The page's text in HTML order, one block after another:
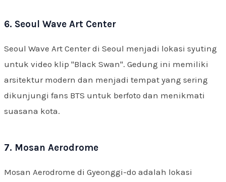
6. Seoul Wave Art Center
Seoul Wave Art Center di Seoul menjadi lokasi syuting
untuk video klip "Black Swan". Gedung ini memiliki
arsitektur modern dan menjadi tempat yang sering
dikunjungi fans BTS untuk berfoto dan menikmati
suasana kota.
7. Mosan Aerodrome
Mosan Aerodrome di Gyeonggi-do adalah lokasi